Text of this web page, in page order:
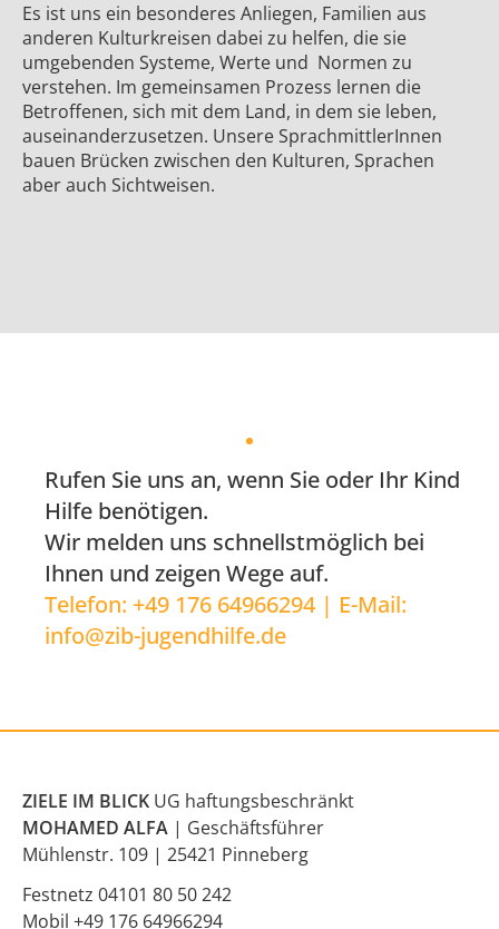
Es ist uns ein besonderes Anliegen, Familien aus
anderen Kulturkreisen dabei zu helfen, die sie
umgebenden Systeme, Werte und Normen zu
verstehen. Im gemeinsamen Prozess lernen die
Betroffenen, sich mit dem Land, in dem sie leben,
auseinanderzusetzen. Unsere SprachmittlerInnen
bauen Brücken zwischen den Kulturen, Sprachen
aber auch Sichtweisen.
Rufen Sie uns an, wenn Sie oder Ihr Kind
Hilfe benötigen.
Wir melden uns schnellstmöglich bei
Ihnen und zeigen Wege auf.
Telefon: +49 176 64966294 | E-Mail:
info@zib-jugendhilfe.de
ZIELE IM BLICK UG haftungsbeschränkt
MOHAMED ALFA | Geschäftsführer
Mühlenstr. 109 | 25421 Pinneberg
Festnetz 04101 80 50 242
Mobil +49 176 64966294